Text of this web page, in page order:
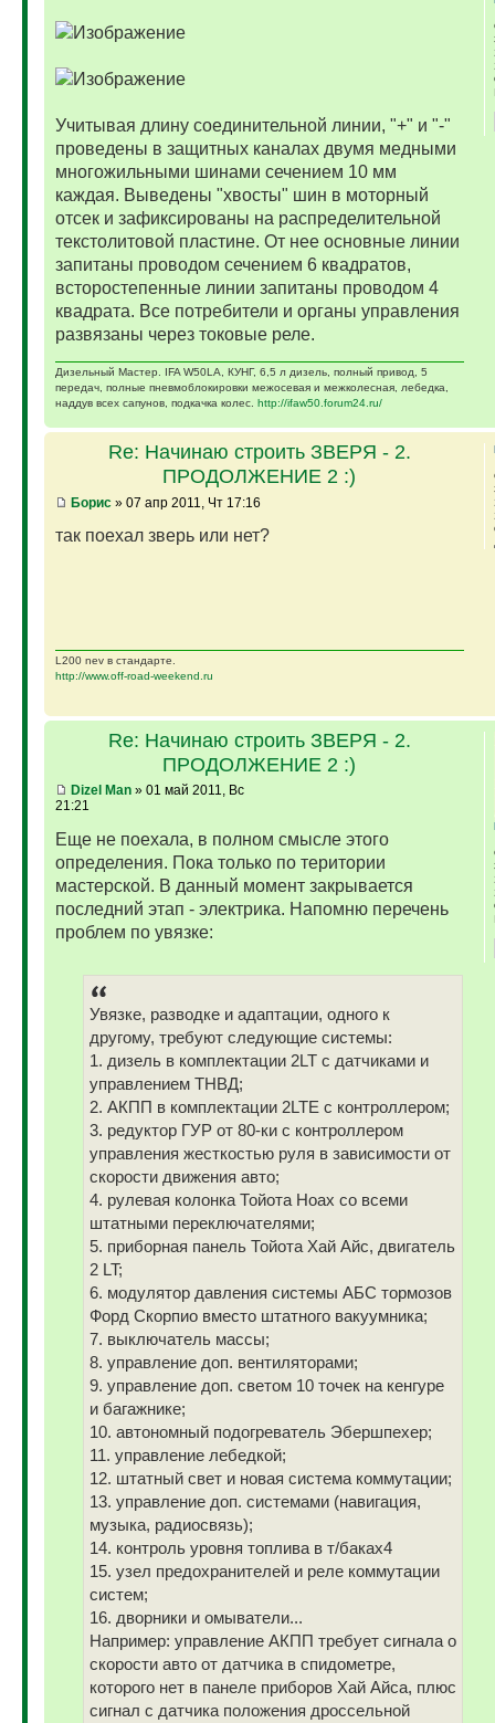
Учитывая длину соединительной линии, "+" и "-"
проведены в защитных каналах двумя медными
многожильными шинами сечением 10 мм
каждая. Выведены "хвосты" шин в моторный
отсек и зафиксированы на распределительной
текстолитовой пластине. От нее основные линии
запитаны проводом сечением 6 квадратов,
всторостепенные линии запитаны проводом 4
квадрата. Все потребители и органы управления
развязаны через токовые реле.
Дизельный Мастер. IFA W50LA, КУНГ, 6,5 л дизель, полный привод, 5
передач, полные пневмоблокировки межосевая и межколесная, лебедка,
наддув всех сапунов, подкачка колес. http://ifaw50.forum24.ru/
Re: Начинаю строить ЗВЕРЯ - 2.
ПРОДОЛЖЕНИЕ 2 :)
Борис» 07 апр 2011, Чт 17:16
так поехал зверь или нет?
L200 nev в стандарте.
http://www.off-road-weekend.ru
Re: Начинаю строить ЗВЕРЯ - 2.
ПРОДОЛЖЕНИЕ 2 :)
Dizel Man» 01 май 2011, Вс
21:21
Еще не поехала, в полном смысле этого
определения. Пока только по територии
мастерской. В данный момент закрывается
последний этап - электрика. Напомню перечень
проблем по увязке:
Увязке, разводке и адаптации, одного к
другому, требуют следующие системы:
1. дизель в комплектации 2LT с датчиками и
управлением ТНВД;
2. АКПП в комплектации 2LTE с контроллером;
3. редуктор ГУР от 80-ки с контроллером
управления жесткостью руля в зависимости от
скорости движения авто;
4. рулевая колонка Тойота Ноах со всеми
штатными переключателями;
5. приборная панель Тойота Хай Айс, двигатель
2 LT;
6. модулятор давления системы АБС тормозов
Форд Скорпио вместо штатного вакуумника;
7. выключатель массы;
8. управление доп. вентиляторами;
9. управление доп. светом 10 точек на кенгуре
и багажнике;
10. автономный подогреватель Эбершпехер;
11. управление лебедкой;
12. штатный свет и новая система коммутации;
13. управление доп. системами (навигация,
музыка, радиосвязь);
14. контроль уровня топлива в т/баках4
15. узел предохранителей и реле коммутации
систем;
16. дворники и омыватели...
Например: управление АКПП требует сигнала о
скорости авто от датчика в спидометре,
которого нет в панеле приборов Хай Айса, плюс
сигнал с датчика положения дроссельной